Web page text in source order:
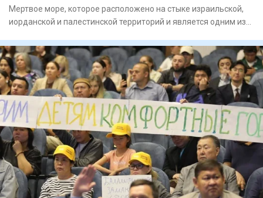
журнал Власть
Мертвое море, которое расположено на стыке израильской,
иорданской и палестинской территорий и является одним из